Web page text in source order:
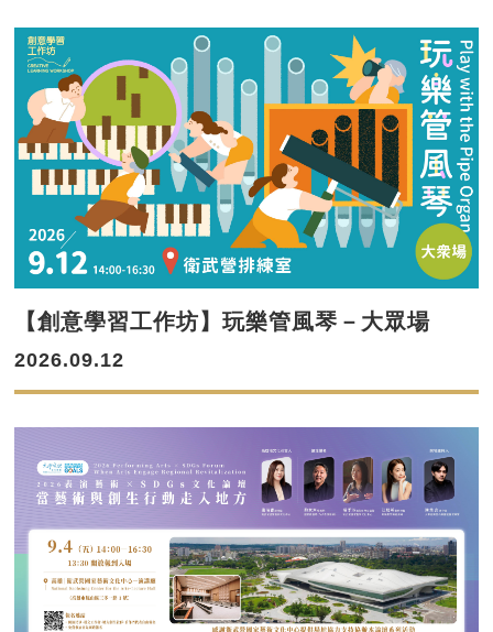
【創意學習工作坊】玩樂管風琴－大眾場
2026.09.12